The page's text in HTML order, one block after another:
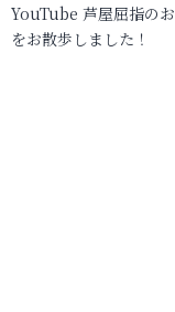
YouTube 芦屋屈指の
をお散歩しました！